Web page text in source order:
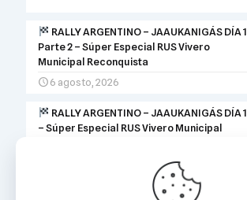
RALLY ARGENTINO – JAAUKANIGÁS DÍA 1,
Parte 2 – Súper Especial RUS Vivero
Municipal Reconquista
6 agosto, 2026
RALLY ARGENTINO – JAAUKANIGÁS DÍA 1
– Súper Especial RUS Vivero Municipal